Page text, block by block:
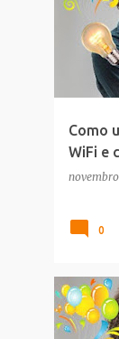
Como
WiFi e
0
DEIXO A